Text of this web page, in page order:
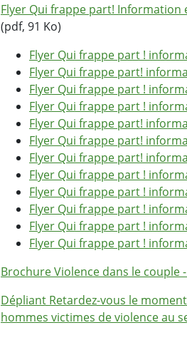
Flyer Qui frappe part! Information
(pdf, 91 Ko)
Flyer Qui frappe part !
Flyer Qui frappe part!
Flyer Qui frappe part !
Flyer Qui frappe part !
Flyer Qui frappe part!
Flyer Qui frappe part!
Flyer Qui frappe part!
Flyer Qui frappe part !
Flyer Qui frappe part !
Flyer Qui frappe part !
Flyer Qui frappe part !
Flyer Qui frappe part !
Brochure Violence dans le couple
Dépliant Retardez-vous le
hommes victimes de violence au